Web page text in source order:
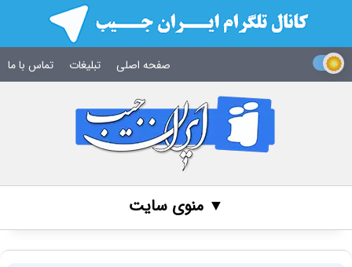
صفحه اصلی تبلیغات تماس با ما
▼ منوی سایت